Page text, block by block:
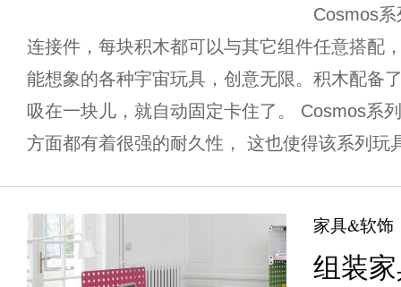
Cosmos
连接件，每块积木都可以与其它组件任意搭配
能想象的各种宇宙玩具，创意无限。积木配备
吸在一块儿，就自动固定卡住了。 Cosmos系
方面都有着很强的耐久性， 这也使得该系列
家具&软饰
组装